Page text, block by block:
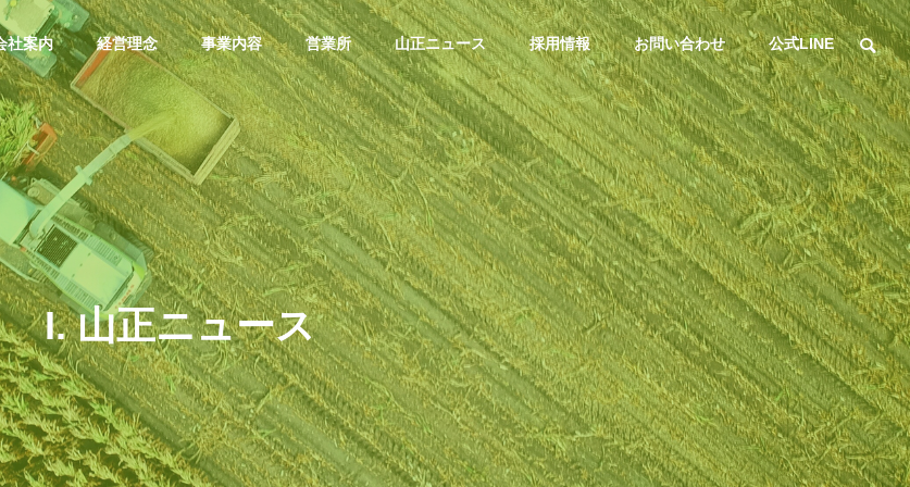
社案内 経営理念 事業内容 営業所 山正ニュース 採用情報 お問い合わせ 公式LINE
I. 山正ニュース